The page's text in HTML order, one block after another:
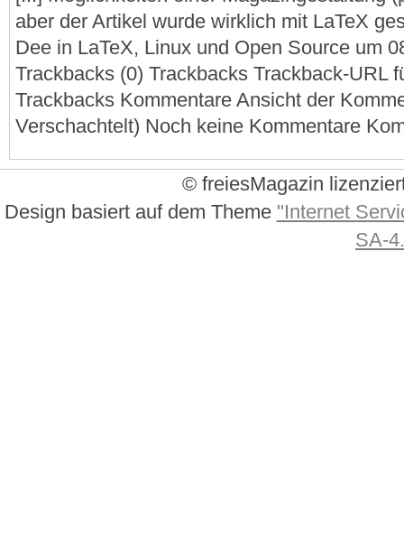
aber der Artikel wurde wirklich mit LaTeX
Dee in LaTeX, Linux und Open Source um
Trackbacks (0) Trackbacks Trackback-URL
Trackbacks Kommentare Ansicht der
Verschachtelt) Noch keine Kommentare
© freiesMagazin
Design basiert auf dem Theme "Internet
SA-